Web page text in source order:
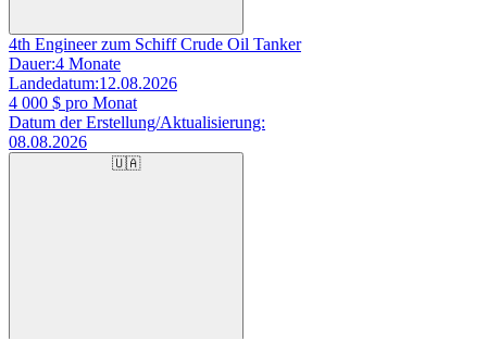
4th Engineer zum Schiff Crude Oil Tanker
Dauer:4 Monate
Landedatum:12.08.2026
4 000 $ pro Monat
Datum der Erstellung/Aktualisierung:
08.08.2026
🇺🇦